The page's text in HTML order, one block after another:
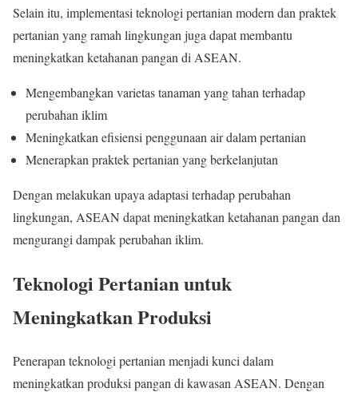
Selain itu, implementasi teknologi pertanian modern dan praktek
pertanian yang ramah lingkungan juga dapat membantu
meningkatkan ketahanan pangan di ASEAN.
Mengembangkan varietas tanaman yang tahan terhadap
perubahan iklim
Meningkatkan efisiensi penggunaan air dalam pertanian
Menerapkan praktek pertanian yang berkelanjutan
Dengan melakukan upaya adaptasi terhadap perubahan
lingkungan, ASEAN dapat meningkatkan ketahanan pangan dan
mengurangi dampak perubahan iklim.
Teknologi Pertanian untuk
Meningkatkan Produksi
Penerapan teknologi pertanian menjadi kunci dalam
meningkatkan produksi pangan di kawasan ASEAN. Dengan